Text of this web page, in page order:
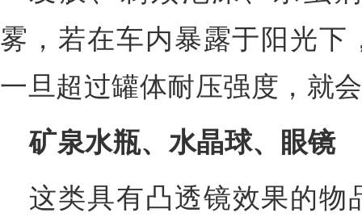
雾，若在车内暴露于阳光下
一旦超过罐体耐压强度，就
矿泉水瓶、水晶球、眼镜
这类具有凸透镜效果的物